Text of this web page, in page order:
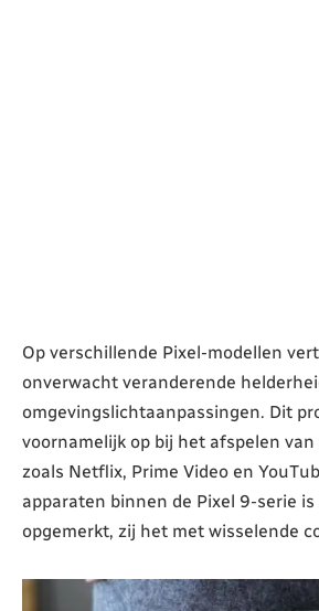
Op verschillende Pixel-modellen
onverwacht veranderende
omgevingslichtaanpassingen. Dit
voornamelijk op bij het afspelen van
zoals Netflix, Prime Video en
apparaten binnen de Pixel 9-serie
opgemerkt, zij het met wisselende